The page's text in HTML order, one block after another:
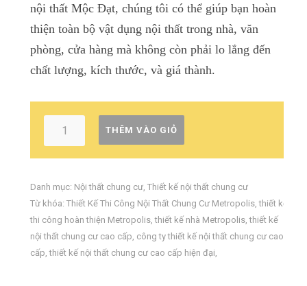
nội thất Mộc Đạt, chúng tôi có thể giúp bạn hoàn
thiện toàn bộ vật dụng nội thất trong nhà, văn
phòng, cửa hàng mà không còn phải lo lắng đến
chất lượng, kích thước, và giá thành.
THÊM VÀO GIỎ
Danh mục: Nội thất chung cư, Thiết kế nội thất chung cư
Từ khóa: Thiết Kế Thi Công Nội Thất Chung Cư Metropolis,thiết kế
thi công hoàn thiện Metropolis,thiết kế nhà Metropolis,thiết kế
nội thất chung cư cao cấp, công ty thiết kế nội thất chung cư cao
cấp,thiết kế nội thất chung cư cao cấp hiện đại,